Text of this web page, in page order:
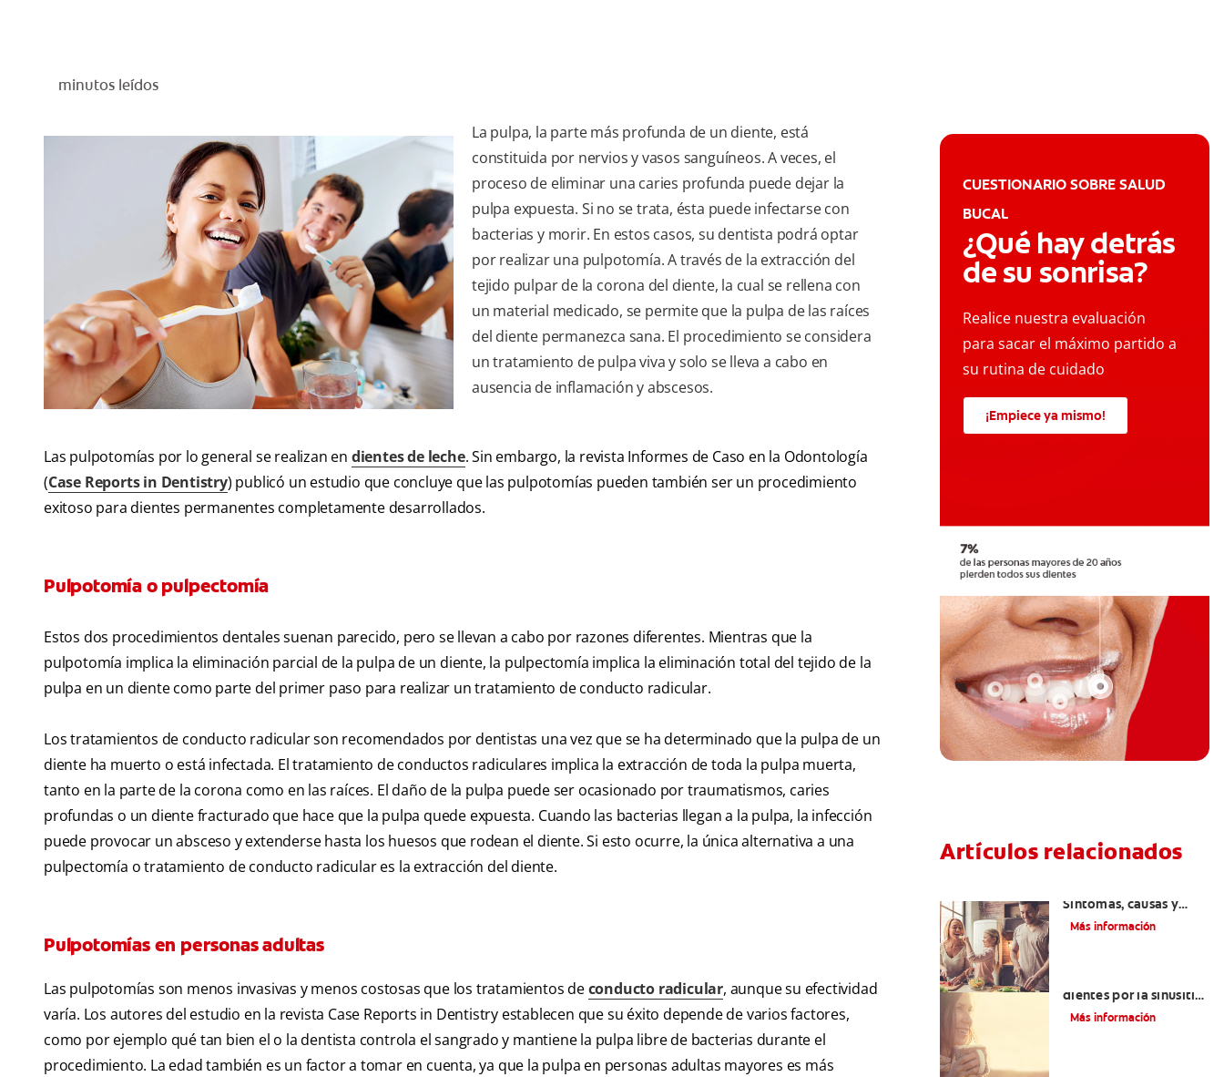
minutos leídos
La pulpa, la parte más profunda de un diente, está
constituida por nervios y vasos sanguíneos. A veces, el
proceso de eliminar una caries profunda puede dejar la
pulpa expuesta. Si no se trata, ésta puede infectarse con
bacterias y morir. En estos casos, su dentista podrá optar
por realizar una pulpotomía. A través de la extracción del
tejido pulpar de la corona del diente, la cual se rellena con
un material medicado, se permite que la pulpa de las raíces
del diente permanezca sana. El procedimiento se considera
un tratamiento de pulpa viva y solo se lleva a cabo en
ausencia de inflamación y abscesos.
Las pulpotomías por lo general se realizan en dientes de leche. Sin embargo, la revista Informes de Caso en la Odontología
(Case Reports in Dentistry) publicó un estudio que concluye que las pulpotomías pueden también ser un procedimiento
exitoso para dientes permanentes completamente desarrollados.
Pulpotomía o pulpectomía
Estos dos procedimientos dentales suenan parecido, pero se llevan a cabo por razones diferentes. Mientras que la
pulpotomía implica la eliminación parcial de la pulpa de un diente, la pulpectomía implica la eliminación total del tejido de la
pulpa en un diente como parte del primer paso para realizar un tratamiento de conducto radicular.
Los tratamientos de conducto radicular son recomendados por dentistas una vez que se ha determinado que la pulpa de un
diente ha muerto o está infectada. El tratamiento de conductos radiculares implica la extracción de toda la pulpa muerta,
tanto en la parte de la corona como en las raíces. El daño de la pulpa puede ser ocasionado por traumatismos, caries
profundas o un diente fracturado que hace que la pulpa quede expuesta. Cuando las bacterias llegan a la pulpa, la infección
puede provocar un absceso y extenderse hasta los huesos que rodean el diente. Si esto ocurre, la única alternativa a una
pulpectomía o tratamiento de conducto radicular es la extracción del diente.
Pulpotomías en personas adultas
Las pulpotomías son menos invasivas y menos costosas que los tratamientos deconducto radicular, aunque su efectividad
varía. Los autores del estudio en la revista Case Reports in Dentistry establecen que su éxito depende de varios factores,
como por ejemplo qué tan bien el o la dentista controla el sangrado y mantiene la pulpa libre de bacterias durante el
procedimiento. La edad también es un factor a tomar en cuenta, ya que la pulpa en personas adultas mayores es más
CUESTIONARIO SOBRE SALUD
BUCAL
¿Qué hay detrás
de su sonrisa?
Realice nuestra evaluación
para sacar el máximo partido a
su rutina de cuidado
¡Empiece ya mismo!
Artículos relacionados
Síntomas, causas y
tratamiento
Más información
dientes por la sinusitis |
Colgate
Más información